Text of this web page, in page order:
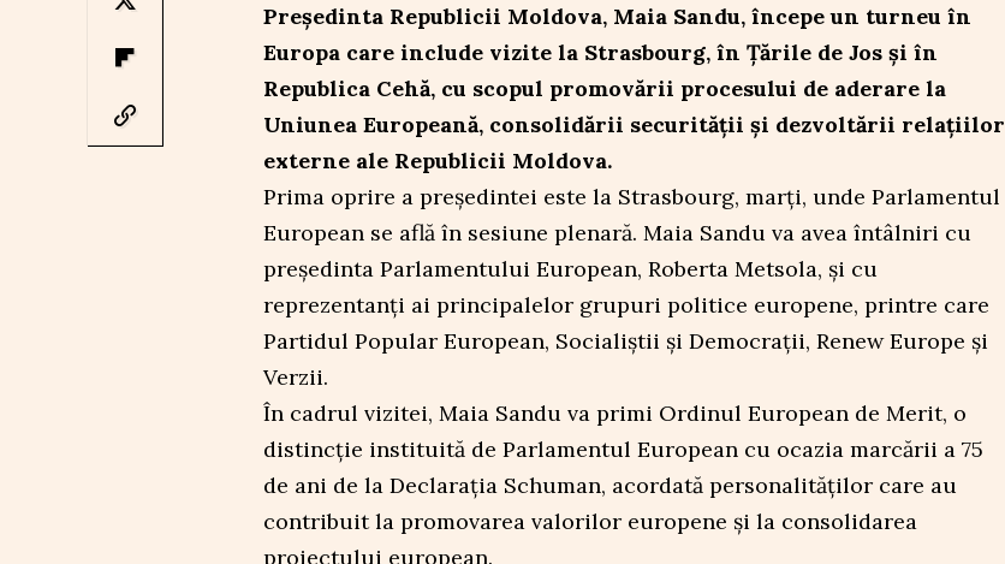
Președinta Republicii Moldova, Maia Sandu, începe un turneu în
Europa care include vizite la Strasbourg, în Țările de Jos și în
Republica Cehă, cu scopul promovării procesului de aderare la
Uniunea Europeană, consolidării securității și dezvoltării relațiilor
externe ale Republicii Moldova.
Prima oprire a președintei este la Strasbourg, marți, unde Parlamentul
European se află în sesiune plenară. Maia Sandu va avea întâlniri cu
președinta Parlamentului European, Roberta Metsola, și cu
reprezentanți ai principalelor grupuri politice europene, printre care
Partidul Popular European, Socialiștii și Democrații, Renew Europe și
Verzii.
În cadrul vizitei, Maia Sandu va primi Ordinul European de Merit, o
distincție instituită de Parlamentul European cu ocazia marcării a 75
de ani de la Declarația Schuman, acordată personalităților care au
contribuit la promovarea valorilor europene și la consolidarea
proiectului european.